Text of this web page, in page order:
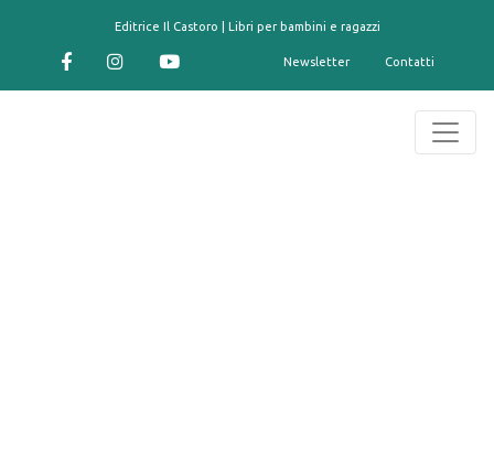
Editrice Il Castoro | Libri per bambini e ragazzi
Newsletter Contatti